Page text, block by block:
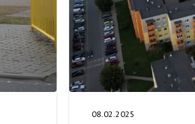
08.02.2025